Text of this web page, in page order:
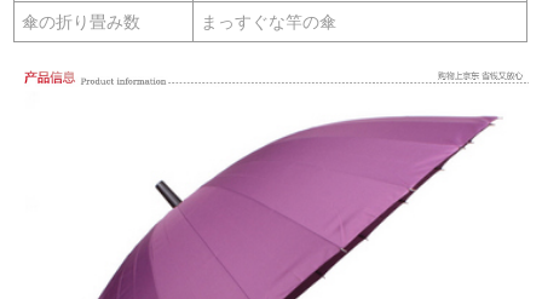
傘の折り畳み数 まっすぐな竿の傘